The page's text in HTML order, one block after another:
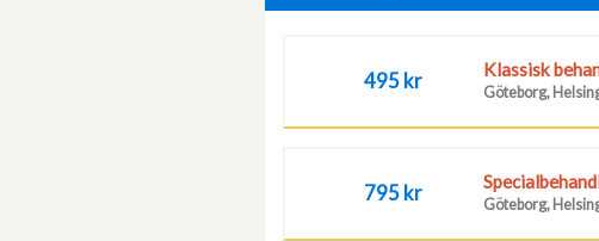
495 kr Klassisk
Göteborg,
795 kr Göteborg,